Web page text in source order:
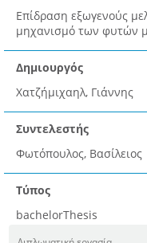
Επίδραση εξωγενούς
μηχανισμό των φυτών
Δημιουργός
Χατζήμιχαηλ, Γιάννης
Συντελεστής
Φωτόπουλος, Βασίλειος
Τύπος
bachelorThesis